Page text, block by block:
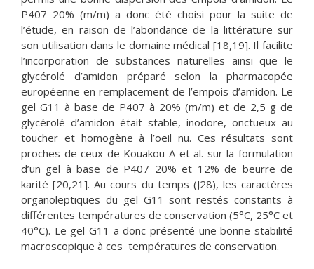
P407 20% (m/m) a donc été choisi pour la suite de
l’étude, en raison de l’abondance de la littérature sur
son utilisation dans le domaine médical [18,19]. Il facilite
l’incorporation de substances naturelles ainsi que le
glycérolé d’amidon préparé selon la pharmacopée
européenne en remplacement de l’empois d’amidon. Le
gel G11 à base de P407 à 20% (m/m) et de 2,5 g de
glycérolé d’amidon était stable, inodore, onctueux au
toucher et homogène à l’oeil nu. Ces résultats sont
proches de ceux de Kouakou A et al. sur la formulation
d’un gel à base de P407 20% et 12% de beurre de
karité [20,21]. Au cours du temps (J28), les caractères
organoleptiques du gel G11 sont restés constants à
différentes températures de conservation (5°C, 25°C et
40°C). Le gel G11 a donc présenté une bonne stabilité
macroscopique à ces températures de conservation.